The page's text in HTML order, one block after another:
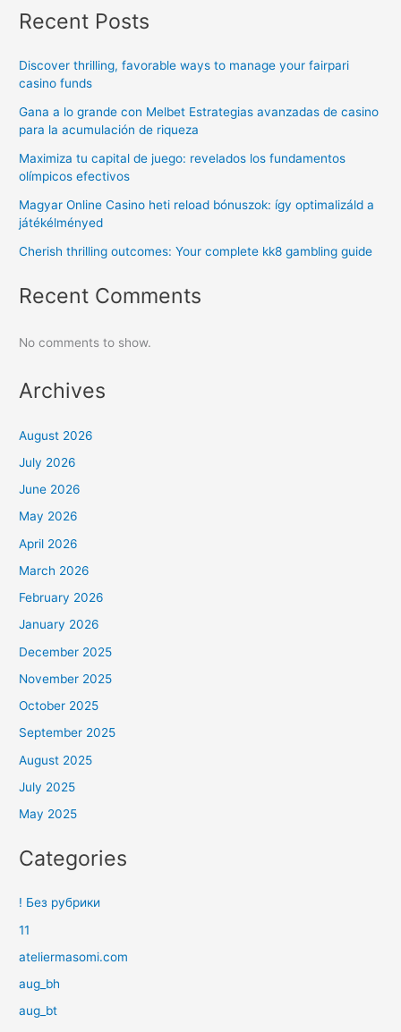
Recent Posts
Discover thrilling, favorable ways to manage your fairpari
casino funds
Gana a lo grande con Melbet Estrategias avanzadas de casino
para la acumulación de riqueza
Maximiza tu capital de juego: revelados los fundamentos
olímpicos efectivos
Magyar Online Casino heti reload bónuszok: így optimalizáld a
játékélményed
Cherish thrilling outcomes: Your complete kk8 gambling guide
Recent Comments
No comments to show.
Archives
August 2026
July 2026
June 2026
May 2026
April 2026
March 2026
February 2026
January 2026
December 2025
November 2025
October 2025
September 2025
August 2025
July 2025
May 2025
Categories
! Без рубрики
11
ateliermasomi.com
aug_bh
aug_bt